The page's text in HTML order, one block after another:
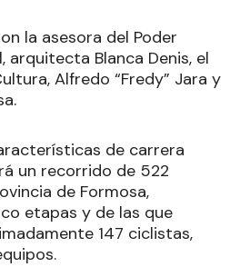
la asesora del Poder
arquitecta Blanca Denis, el
Alfredo “Fredy” Jara y
de carrera
un recorrido de 522
de Formosa,
etapas y de las que
147 ciclistas,